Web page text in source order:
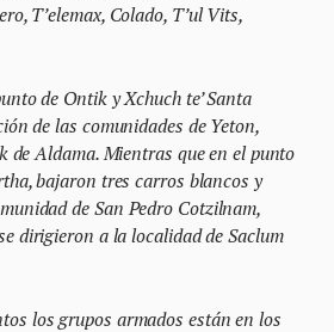
T’elemax, Colado, T’ul Vits,
de Ontik y Xchuch te’ Santa
de las comunidades de Yeton,
de Aldama. Mientras que en el punto
bajaron tres carros blancos y
de San Pedro Cotzilnam,
dirigieron a la localidad de Saclum
los grupos armados están en los